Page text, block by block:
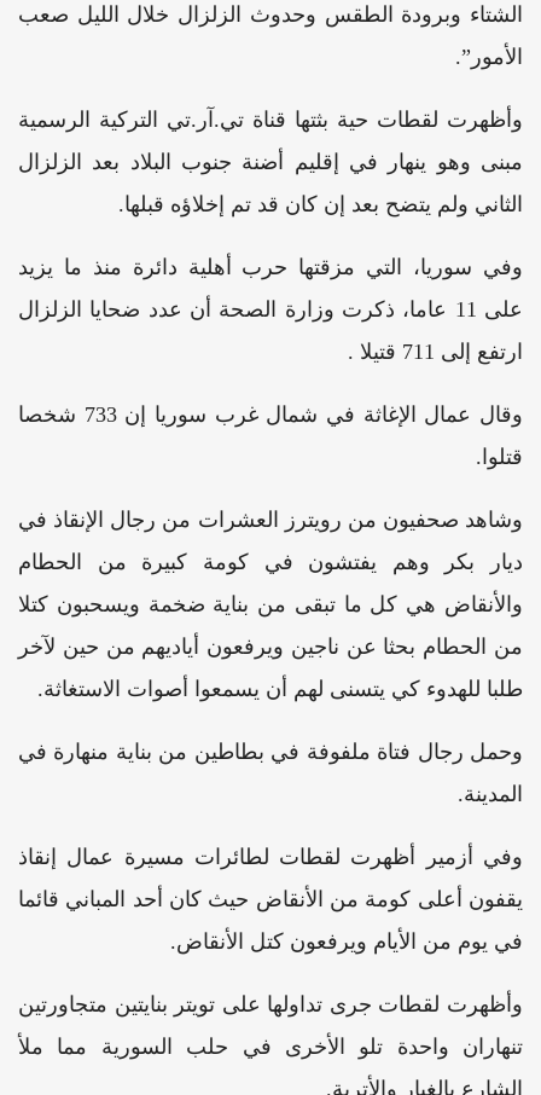
الشتاء وبرودة الطقس وحدوث الزلزال خلال الليل صعب
الأمور”.
وأظهرت لقطات حية بثتها قناة تي.آر.تي التركية الرسمية
مبنى وهو ينهار في إقليم أضنة جنوب البلاد بعد الزلزال
الثاني ولم يتضح بعد إن كان قد تم إخلاؤه قبلها.
وفي سوريا، التي مزقتها حرب أهلية دائرة منذ ما يزيد
على 11 عاما، ذكرت وزارة الصحة أن عدد ضحايا الزلزال
ارتفع إلى 711 قتيلا .
وقال عمال الإغاثة في شمال غرب سوريا إن 733 شخصا
قتلوا.
وشاهد صحفيون من رويترز العشرات من رجال الإنقاذ في
ديار بكر وهم يفتشون في كومة كبيرة من الحطام
والأنقاض هي كل ما تبقى من بناية ضخمة ويسحبون كتلا
من الحطام بحثا عن ناجين ويرفعون أياديهم من حين لآخر
طلبا للهدوء كي يتسنى لهم أن يسمعوا أصوات الاستغاثة.
وحمل رجال فتاة ملفوفة في بطاطين من بناية منهارة في
المدينة.
وفي أزمير أظهرت لقطات لطائرات مسيرة عمال إنقاذ
يقفون أعلى كومة من الأنقاض حيث كان أحد المباني قائما
في يوم من الأيام‭‭‭‭‭‭‭‭‭‭‭‭ ‬‬‬‬‬‬‬‬‬‬‬‬ويرفعون كتل الأنقاض.
وأظهرت لقطات جرى تداولها على تويتر بنايتين متجاورتين
تنهاران واحدة تلو الأخرى في حلب السورية مما ملأ
الشارع بالغبار والأتربة.